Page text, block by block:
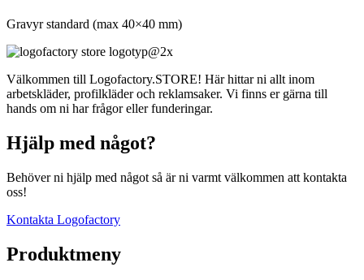
Gravyr standard (max 40×40 mm)
Välkommen till Logofactory.STORE! Här hittar ni allt inom
arbetskläder, profilkläder och reklamsaker. Vi finns er gärna till
hands om ni har frågor eller funderingar.
Hjälp med något?
Behöver ni hjälp med något så är ni varmt välkommen att kontakta
oss!
Kontakta Logofactory
Produktmeny